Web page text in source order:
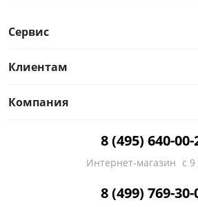
Сервис
Клиентам
Компания
8 (495) 640-00-
Интернет-магазин с 9
8 (499) 769-30-